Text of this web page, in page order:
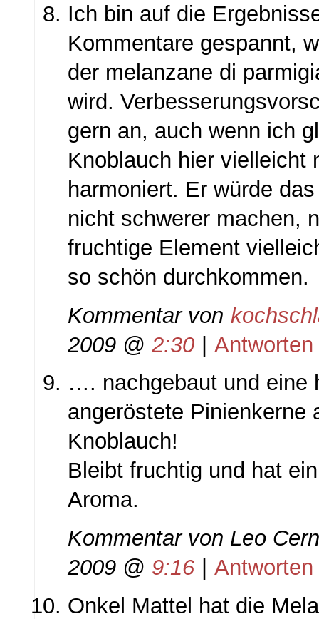
Ich bin auf die
Kommentare gespannt,
der melanzane di
wird.
gern an, auch wenn ich
Knoblauch hier vielleicht
harmoniert. Er würde
nicht schwerer machen,
fruchtige Element
so schön durchkommen.
Kommentar von
2009 @ 2:30 | Antworten
…. nachgebaut und eine
angeröstete Pinienkerne
Knoblauch!
Bleibt fruchtig und hat
Aroma.
Kommentar von Leo
2009 @ 9:16
Antworten
Onkel Mattel hat die